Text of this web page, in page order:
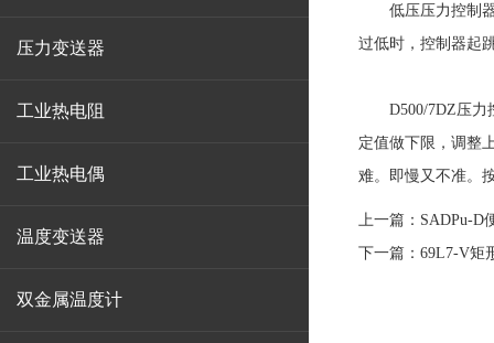
压力变送器
工业热电阻
工业热电偶
温度变送器
双金属温度计
低压压力控制器
过低时，控制器起
D500/7DZ压力控
定值做下限，调整
难。即慢又不准。
上一篇： SADPu-D
下一篇： 69L7-V矩